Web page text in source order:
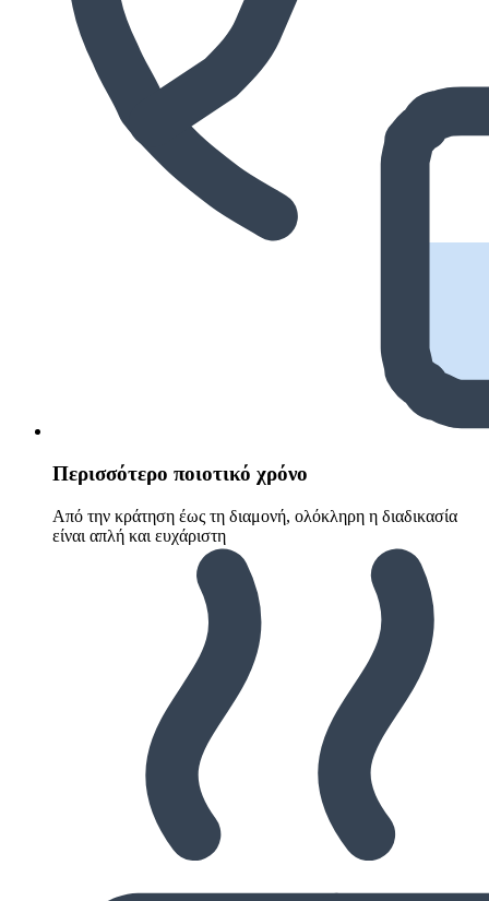
Περισσότερο ποιοτικό χρόνο
Από την κράτηση έως τη διαμονή, ολόκληρη η διαδικασία
είναι απλή και ευχάριστη